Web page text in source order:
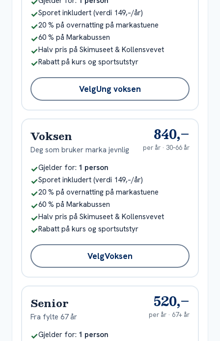
✓Inkludert
Sporet inkludert (verdi 149,–/år)
✓Inkludert
20 % på overnatting på markastuene
✓Inkludert
60 % på Markabussen
✓Inkludert
Halv pris på Skimuseet & Kollensvevet
✓Inkludert
Rabatt på kurs og sportsutstyr
VelgUng voksen
Voksen
Deg som bruker marka jevnlig
840,–
per år · 30–66 år
✓Inkludert
Gjelder for: 1 person
✓Inkludert
Sporet inkludert (verdi 149,–/år)
✓Inkludert
20 % på overnatting på markastuene
✓Inkludert
60 % på Markabussen
✓Inkludert
Halv pris på Skimuseet & Kollensvevet
✓Inkludert
Rabatt på kurs og sportsutstyr
VelgVoksen
Senior
Fra fylte 67 år
520,–
per år · 67+ år
✓Inkludert
Gjelder for: 1 person